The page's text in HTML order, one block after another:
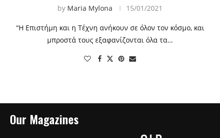
by Maria Mylona 15/01/2021
“Η Επιστήμη και η Τέχνη ανήκουν σε όλον τον κόσμο, και
μπροστά τους εξαφανίζονται όλα τα…
Our Magazines